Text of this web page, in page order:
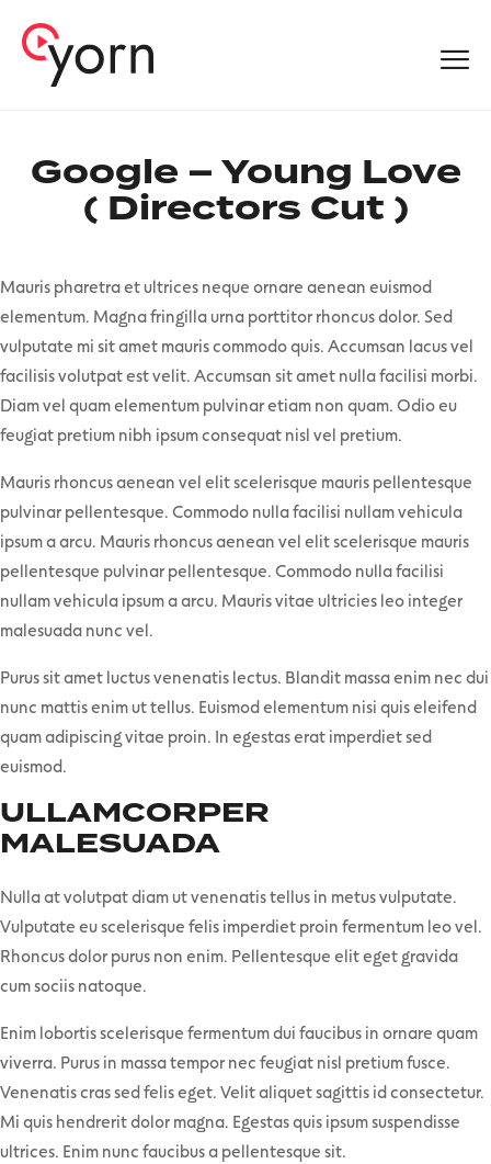
Google – Young Love
( Directors Cut )
Mauris pharetra et ultrices neque ornare aenean euismod
elementum. Magna fringilla urna porttitor rhoncus dolor. Sed
vulputate mi sit amet mauris commodo quis. Accumsan lacus vel
facilisis volutpat est velit. Accumsan sit amet nulla facilisi morbi.
Diam vel quam elementum pulvinar etiam non quam. Odio eu
feugiat pretium nibh ipsum consequat nisl vel pretium.
Mauris rhoncus aenean vel elit scelerisque mauris pellentesque
pulvinar pellentesque. Commodo nulla facilisi nullam vehicula
ipsum a arcu. Mauris rhoncus aenean vel elit scelerisque mauris
pellentesque pulvinar pellentesque. Commodo nulla facilisi
nullam vehicula ipsum a arcu. Mauris vitae ultricies leo integer
malesuada nunc vel.
Purus sit amet luctus venenatis lectus. Blandit massa enim nec dui
nunc mattis enim ut tellus. Euismod elementum nisi quis eleifend
quam adipiscing vitae proin. In egestas erat imperdiet sed
euismod.
ULLAMCORPER
MALESUADA
Nulla at volutpat diam ut venenatis tellus in metus vulputate.
Vulputate eu scelerisque felis imperdiet proin fermentum leo vel.
Rhoncus dolor purus non enim. Pellentesque elit eget gravida
cum sociis natoque.
Enim lobortis scelerisque fermentum dui faucibus in ornare quam
viverra. Purus in massa tempor nec feugiat nisl pretium fusce.
Venenatis cras sed felis eget. Velit aliquet sagittis id consectetur.
Mi quis hendrerit dolor magna. Egestas quis ipsum suspendisse
ultrices. Enim nunc faucibus a pellentesque sit.